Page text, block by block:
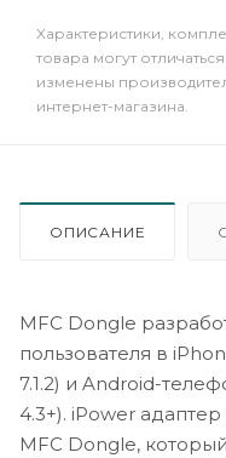
Xарактеристики,
товара могут
изменены
интернет-магазина.
ОПИСАНИЕ
MFC Dongle
пользователя в
7.1.2) и Android-
4.3+). iPower
MFC Dongle,